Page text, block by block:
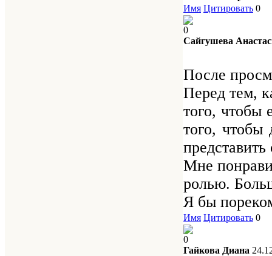
Имя Цитировать 0
0
Сайгушева
После
Перед тем,
того, чтобы
того,
Мне
ролью.
Я бы
Имя Цитировать 0
0
Гайкова Диана